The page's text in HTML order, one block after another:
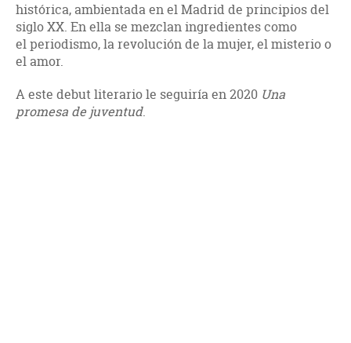
histórica, ambientada en el Madrid de principios del
siglo XX. En ella se mezclan ingredientes como
el periodismo, la revolución de la mujer, el misterio o
el amor.
A este debut literario le seguiría en 2020 Una
promesa de juventud.